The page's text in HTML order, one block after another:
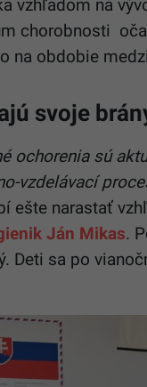
vzhľadom na
chorobnosti
na obdobie
svoje
ochorenia sú
vzdelávací
ešte narastať
Ján Mikas.
Deti sa po